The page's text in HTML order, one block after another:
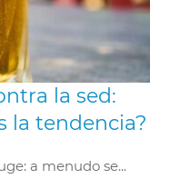
la sed:
la tendencia?
a menudo se...